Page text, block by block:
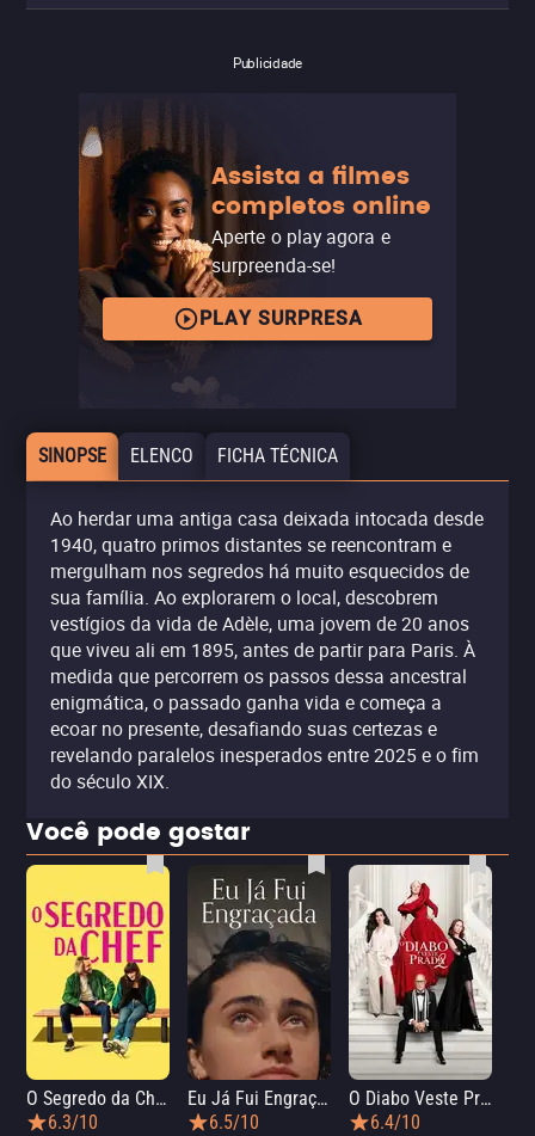
Publicidade
Assista a filmes
completos online
Aperte o play agora e
surpreenda-se!
PLAY SURPRESA
SINOPSE ELENCO FICHA TÉCNICA
Ao herdar uma antiga casa deixada intocada desde
1940, quatro primos distantes se reencontram e
mergulham nos segredos há muito esquecidos de
sua família. Ao explorarem o local, descobrem
vestígios da vida de Adèle, uma jovem de 20 anos
que viveu ali em 1895, antes de partir para Paris. À
medida que percorrem os passos dessa ancestral
enigmática, o passado ganha vida e começa a
ecoar no presente, desafiando suas certezas e
revelando paralelos inesperados entre 2025 e o fim
do século XIX.
Você pode gostar
O Segredo da Chef
6.3/10
Eu Já Fui Engraçada
6.5/10
O Diabo Veste Prada 2
6.4/10